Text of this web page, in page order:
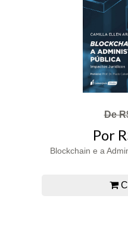
De
Por
Blockchain e a